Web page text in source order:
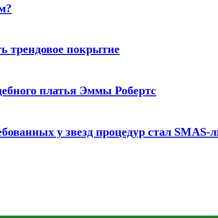
трендовое покрытие
платья Эммы Робертс
у звезд процедур стал SMAS-